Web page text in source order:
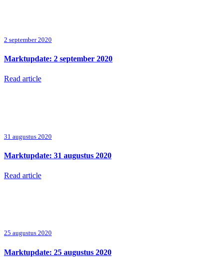
2 september 2020
Marktupdate: 2 september 2020
Read article
31 augustus 2020
Marktupdate: 31 augustus 2020
Read article
25 augustus 2020
Marktupdate: 25 augustus 2020